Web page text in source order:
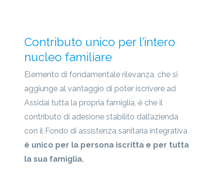
Contributo unico per l’intero
nucleo familiare
Elemento di fondamentale rilevanza, che si
aggiunge al vantaggio di poter iscrivere ad
Assidai tutta la propria famiglia, è che il
contributo di adesione stabilito dall’azienda
con il Fondo di assistenza sanitaria integrativa
è unico per la persona iscritta e per tutta
la sua famiglia.